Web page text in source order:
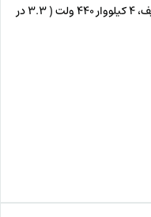
خازن 3فاز فشارضعیف، 4 کیلووار 440 ولت ( 3.3 در